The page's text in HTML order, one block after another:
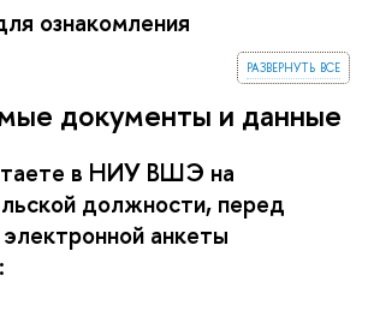
ознакомления
развернуть все
документы и данные
в НИУ ВШЭ на
должности, перед
анкеты